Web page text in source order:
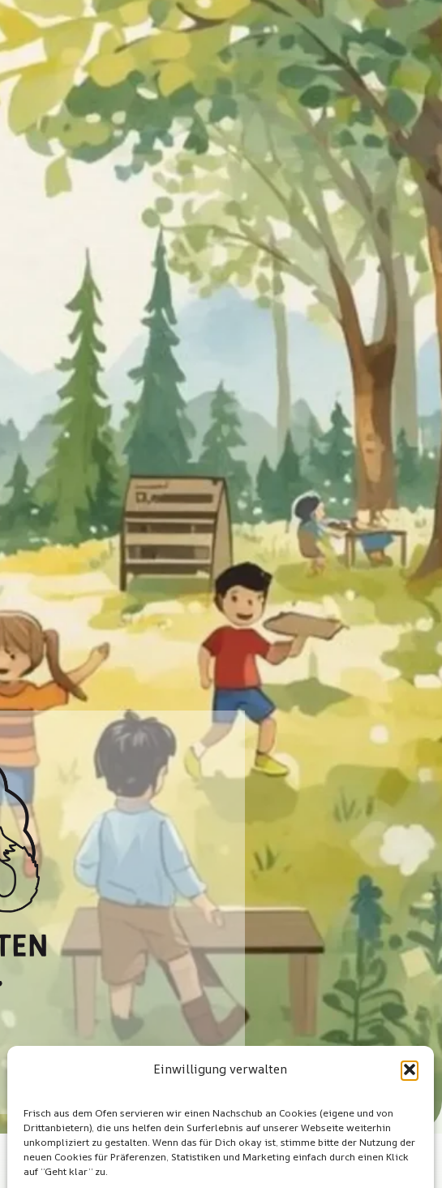
Einwilligung verwalten
Frisch aus dem Ofen servieren wir einen Nachschub an Cookies (eigene und von
Drittanbietern), die uns helfen dein Surferlebnis auf unserer Webseite weiterhin
unkompliziert zu gestalten. Wenn das für Dich okay ist, stimme bitte der Nutzung der
neuen Cookies für Präferenzen, Statistiken und Marketing einfach durch einen Klick
auf “Geht klar” zu.